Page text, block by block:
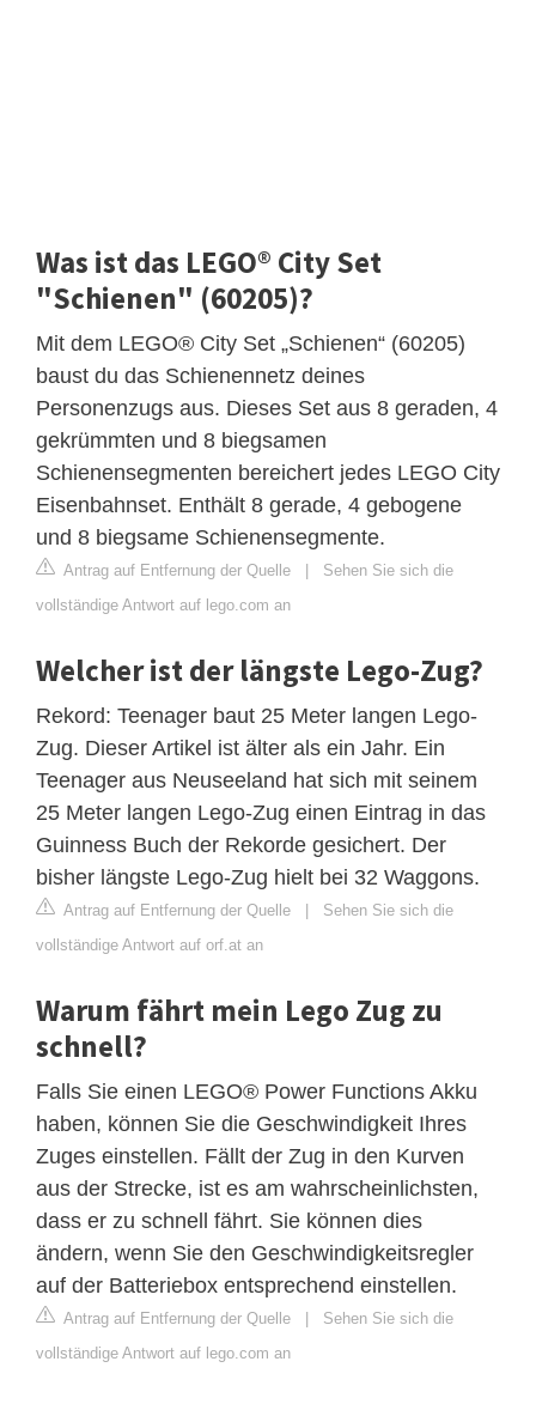
Was ist das LEGO® City Set
"Schienen" (60205)?
Mit dem LEGO® City Set „Schienen“ (60205)
baust du das Schienennetz deines
Personenzugs aus. Dieses Set aus 8 geraden, 4
gekrümmten und 8 biegsamen
Schienensegmenten bereichert jedes LEGO City
Eisenbahnset. Enthält 8 gerade, 4 gebogene
und 8 biegsame Schienensegmente.
Antrag auf Entfernung der Quelle | Sehen Sie sich die
vollständige Antwort auf lego.com an
Welcher ist der längste Lego-Zug?
Rekord: Teenager baut 25 Meter langen Lego-
Zug. Dieser Artikel ist älter als ein Jahr. Ein
Teenager aus Neuseeland hat sich mit seinem
25 Meter langen Lego-Zug einen Eintrag in das
Guinness Buch der Rekorde gesichert. Der
bisher längste Lego-Zug hielt bei 32 Waggons.
Antrag auf Entfernung der Quelle | Sehen Sie sich die
vollständige Antwort auf orf.at an
Warum fährt mein Lego Zug zu
schnell?
Falls Sie einen LEGO® Power Functions Akku
haben, können Sie die Geschwindigkeit Ihres
Zuges einstellen. Fällt der Zug in den Kurven
aus der Strecke, ist es am wahrscheinlichsten,
dass er zu schnell fährt. Sie können dies
ändern, wenn Sie den Geschwindigkeitsregler
auf der Batteriebox entsprechend einstellen.
Antrag auf Entfernung der Quelle | Sehen Sie sich die
vollständige Antwort auf lego.com an